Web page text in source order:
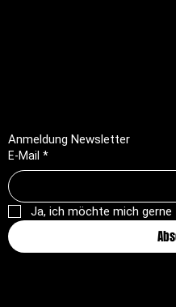
Anmeldung Newsletter
E-Mail *
Ja, ich möchte mich